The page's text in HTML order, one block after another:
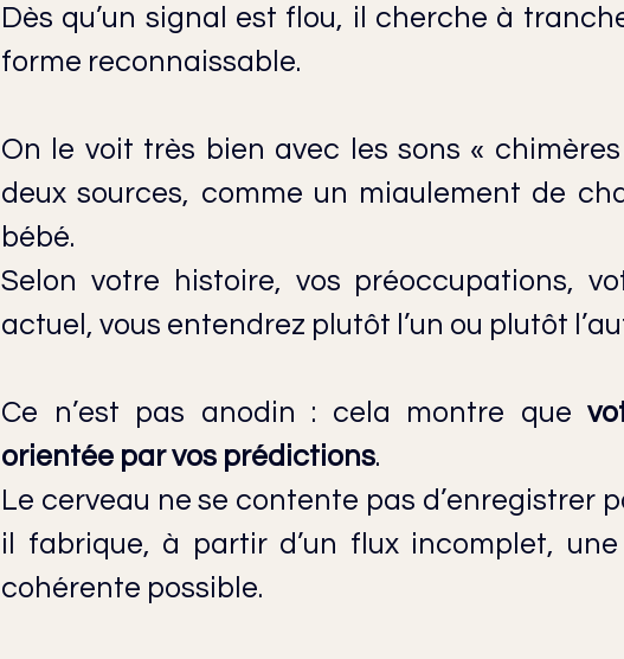
Dès qu’un signal est flou, il cherche à
forme reconnaissable.
On le voit très bien avec les sons «
deux sources, comme un miaulement de
bébé.
Selon votre histoire, vos préoccupations,
actuel, vous entendrez plutôt l’un ou plutôt
Ce n’est pas anodin : cela montre que
orientée par vos prédictions.
Le cerveau ne se contente pas d’enregistrer
il fabrique, à partir d’un flux incomplet,
cohérente possible.